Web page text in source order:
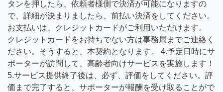
タンを押したら、依頼者様側で決済が可能になりますの
で、詳細が決まりましたら、前払い決済をしてください。
お支払いは、クレジットカードがご利用いただけます。
クレジットカードをお持ちでない方は事務局までご連絡く
ださい。そうすると、本契約となります。 4.予定日時にサ
ポーターが訪問して、高齢者向けサービスを実施します！
5.サービス提供終了後は、必ず、評価をしてください。評
価まで完了すると、サポーターが報酬を受け取ることがで